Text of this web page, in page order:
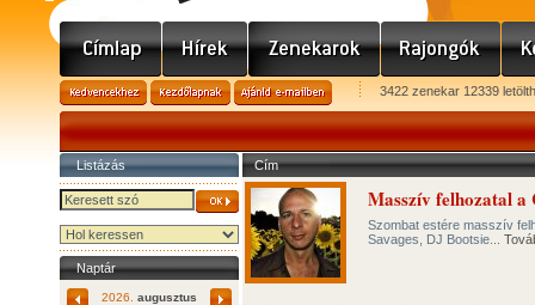
3422 zenekar 12339
Listázás
Naptár
2026. augusztus
Cím
Masszív felhozatal a
Szombat estére masszív
Savages, DJ Bootsie...